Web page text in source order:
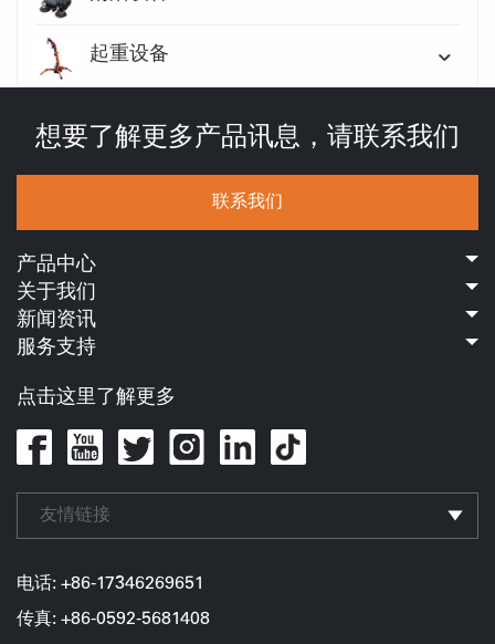
起重设备
想要了解更多产品讯息，请联系我们
联系我们
产品中心
关于我们
新闻资讯
服务支持
点击这里了解更多
友情链接
电话: +86-17346269651
传真: +86-0592-5681408